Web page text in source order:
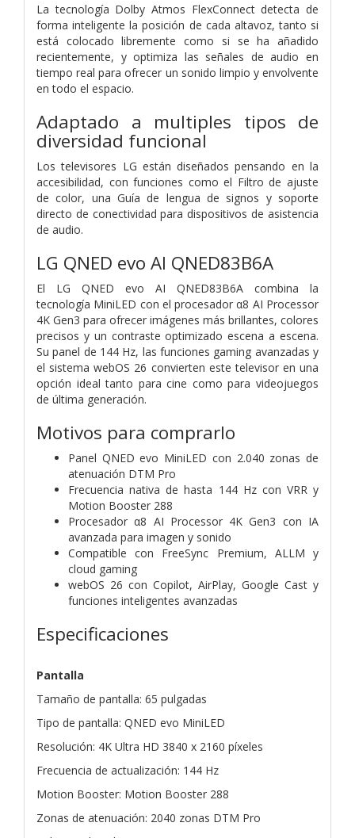
La tecnología Dolby Atmos FlexConnect detecta de
forma inteligente la posición de cada altavoz, tanto si
está colocado libremente como si se ha añadido
recientemente, y optimiza las señales de audio en
tiempo real para ofrecer un sonido limpio y envolvente
en todo el espacio.
Adaptado a multiples tipos de
diversidad funcional
Los televisores LG están diseñados pensando en la
accesibilidad, con funciones como el Filtro de ajuste
de color, una Guía de lengua de signos y soporte
directo de conectividad para dispositivos de asistencia
de audio.
LG QNED evo AI QNED83B6A
El LG QNED evo AI QNED83B6A combina la
tecnología MiniLED con el procesador α8 AI Processor
4K Gen3 para ofrecer imágenes más brillantes, colores
precisos y un contraste optimizado escena a escena.
Su panel de 144 Hz, las funciones gaming avanzadas y
el sistema webOS 26 convierten este televisor en una
opción ideal tanto para cine como para videojuegos
de última generación.
Motivos para comprarlo
Panel QNED evo MiniLED con 2.040 zonas de
atenuación DTM Pro
Frecuencia nativa de hasta 144 Hz con VRR y
Motion Booster 288
Procesador α8 AI Processor 4K Gen3 con IA
avanzada para imagen y sonido
Compatible con FreeSync Premium, ALLM y
cloud gaming
webOS 26 con Copilot, AirPlay, Google Cast y
funciones inteligentes avanzadas
Especificaciones
Pantalla
Tamaño de pantalla: 65 pulgadas
Tipo de pantalla: QNED evo MiniLED
Resolución: 4K Ultra HD 3840 x 2160 píxeles
Frecuencia de actualización: 144 Hz
Motion Booster: Motion Booster 288
Zonas de atenuación: 2040 zonas DTM Pro